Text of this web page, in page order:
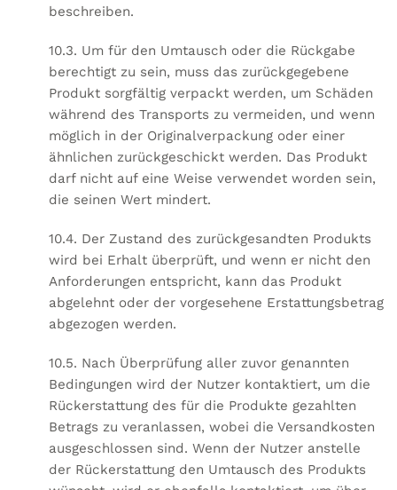
beschreiben.
10.3. Um für den Umtausch oder die Rückgabe
berechtigt zu sein, muss das zurückgegebene
Produkt sorgfältig verpackt werden, um Schäden
während des Transports zu vermeiden, und wenn
möglich in der Originalverpackung oder einer
ähnlichen zurückgeschickt werden. Das Produkt
darf nicht auf eine Weise verwendet worden sein,
die seinen Wert mindert.
10.4. Der Zustand des zurückgesandten Produkts
wird bei Erhalt überprüft, und wenn er nicht den
Anforderungen entspricht, kann das Produkt
abgelehnt oder der vorgesehene Erstattungsbetrag
abgezogen werden.
10.5. Nach Überprüfung aller zuvor genannten
Bedingungen wird der Nutzer kontaktiert, um die
Rückerstattung des für die Produkte gezahlten
Betrags zu veranlassen, wobei die Versandkosten
ausgeschlossen sind. Wenn der Nutzer anstelle
der Rückerstattung den Umtausch des Produkts